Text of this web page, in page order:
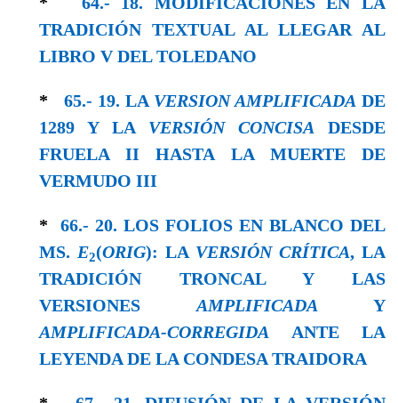
TRADICIÓN TEXTUAL AL LLEGAR AL
LIBRO V DEL TOLEDANO
* 65.- 19. LA VERSION AMPLIFICADA DE
1289 Y LA VERSIÓN CONCISA DESDE
FRUELA II HASTA LA MUERTE DE
VERMUDO III
* 66.- 20. LOS FOLIOS EN BLANCO DEL
MS. E2(ORIG): LA VERSIÓN CRÍTICA, LA
TRADICIÓN TRONCAL Y LAS
VERSIONES AMPLIFICADA Y
AMPLIFICADA-CORREGIDA ANTE LA
LEYENDA DE LA CONDESA TRAIDORA